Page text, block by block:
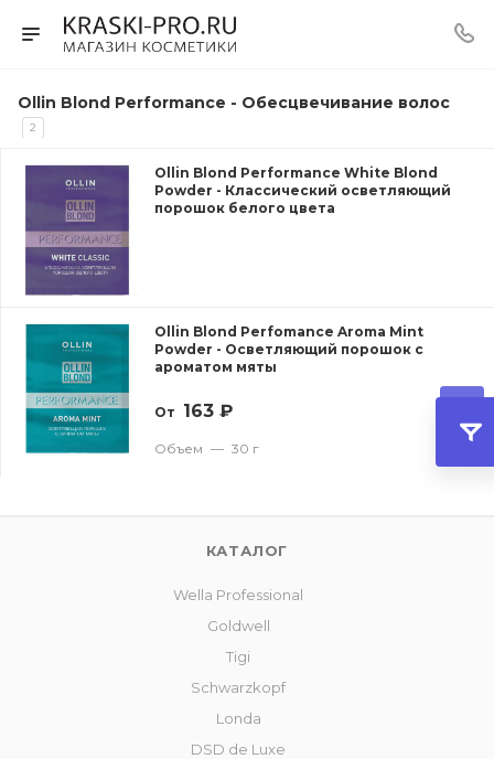
Ollin Blond Performance - Обесцвечивание волос
2
Ollin Blond Performance White Blond
Powder - Классический осветляющий
порошок белого цвета
Ollin Blond Perfomance Aroma Mint
Powder - Осветляющий порошок с
ароматом мяты
От 163 ₽
Объем — 30 г
КАТАЛОГ
Wella Professional
Goldwell
Tigi
Schwarzkopf
Londa
DSD de Luxe